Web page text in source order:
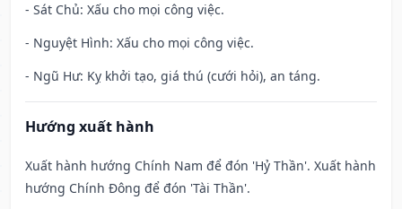
- Sát Chủ: Xấu cho mọi công việc.
- Nguyệt Hình: Xấu cho mọi công việc.
- Ngũ Hư: Kỵ khởi tạo, giá thú (cưới hỏi), an táng.
Hướng xuất hành
Xuất hành hướng Chính Nam để đón 'Hỷ Thần'. Xuất hành
hướng Chính Đông để đón 'Tài Thần'.